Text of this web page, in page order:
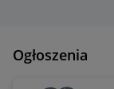
Ogłoszenia